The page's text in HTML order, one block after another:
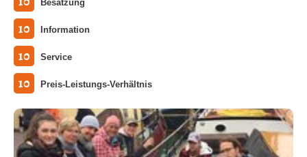
Besatzung
10 Information
10 Service
10 Preis-Leistungs-Verhältnis